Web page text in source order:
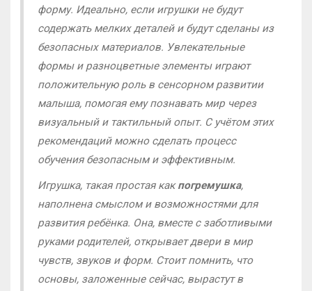
форму. Идеально, если игрушки не будут
содержать мелких деталей и будут сделаны из
безопасных материалов. Увлекательные
формы и разноцветные элементы играют
положительную роль в сенсорном развитии
малыша, помогая ему познавать мир через
визуальный и тактильный опыт. С учётом этих
рекомендаций можно сделать процесс
обучения безопасным и эффективным.
Игрушка, такая простая какпогремушка,
наполнена смыслом и возможностями для
развития ребёнка. Она, вместе с заботливыми
руками родителей, открывает двери в мир
чувств, звуков и форм. Стоит помнить, что
основы, заложенные сейчас, вырастут в